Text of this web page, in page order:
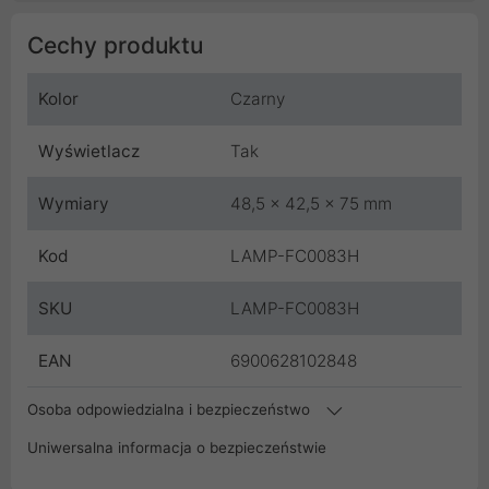
Cechy produktu
Kolor Czarny
Wyświetlacz Tak
Wymiary 48,5 x 42,5 x 75 mm
Kod LAMP-FC0083H
SKU LAMP-FC0083H
EAN 6900628102848
Osoba odpowiedzialna i bezpieczeństwo
Uniwersalna informacja o bezpieczeństwie